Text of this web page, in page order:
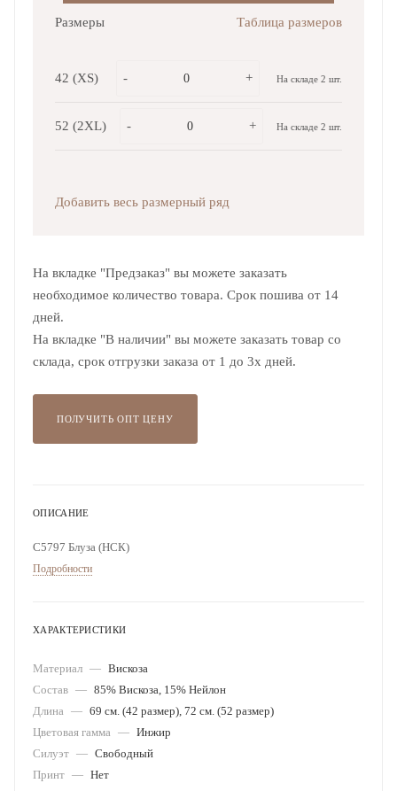
Размеры Таблица размеров
42 (XS) - + На складе 2 шт.
52 (2XL) - + На складе 2 шт.
Добавить весь размерный ряд
На вкладке "Предзаказ" вы можете заказать
необходимое количество товара. Срок пошива от 14
дней.
На вкладке "В наличии" вы можете заказать товар со
склада, срок отгрузки заказа от 1 до 3х дней.
ПОЛУЧИТЬ ОПТ ЦЕНУ
ОПИСАНИЕ
С5797 Блуза (НСК)
Подробности
ХАРАКТЕРИСТИКИ
Материал — Вискоза
Состав — 85% Вискоза, 15% Нейлон
Длина — 69 см. (42 размер), 72 см. (52 размер)
Цветовая гамма — Инжир
Силуэт — Свободный
Принт — Нет